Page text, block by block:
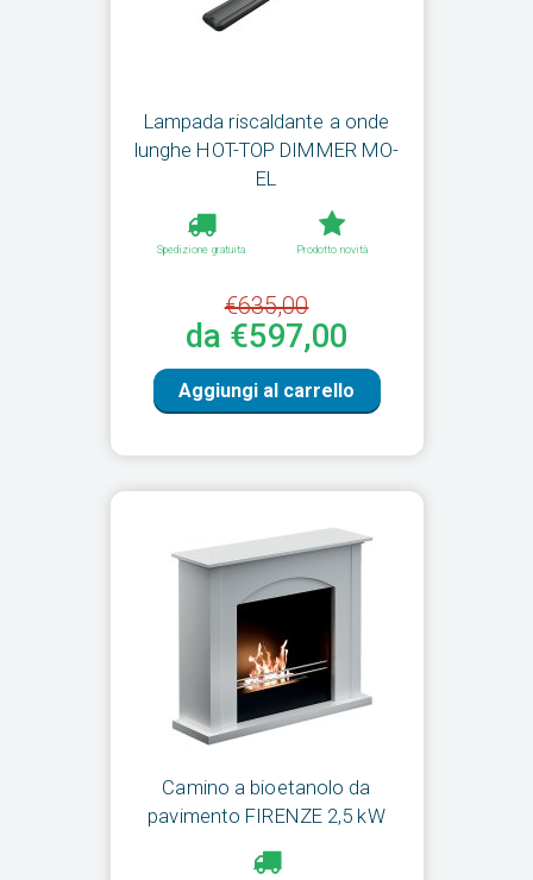
Lampada riscaldante a onde
lunghe HOT-TOP DIMMER MO-
EL
Spedizione gratuita Prodotto novità
€635,00
da €597,00
Aggiungi al carrello
Camino a bioetanolo da
pavimento FIRENZE 2,5 kW